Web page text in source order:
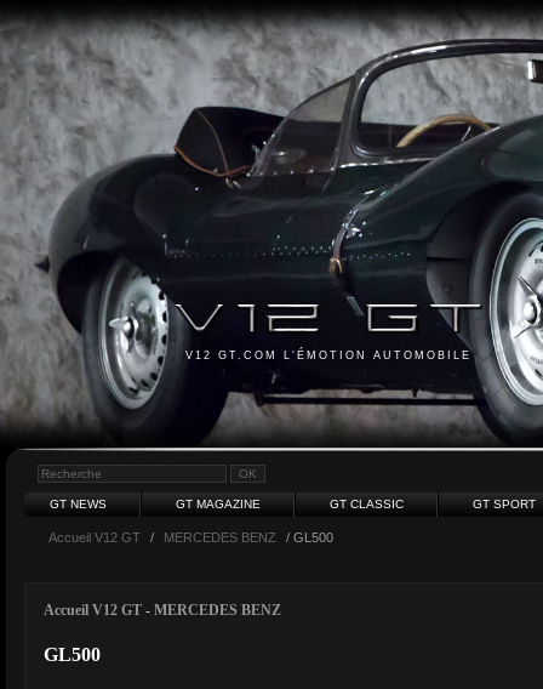
V12 GT.COM L'ÉMOTION AUTOMOBILE
GT NEWS GT MAGAZINE GT CLASSIC GT SPORT
Accueil V12 GT / MERCEDES BENZ / GL500
Accueil V12 GT - MERCEDES BENZ
GL500